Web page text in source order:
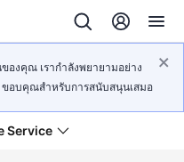
องคุณ เรากำลังพยายามอย่าง
ขอบคุณสำหรับการสนับสนุนเสมอ
Service